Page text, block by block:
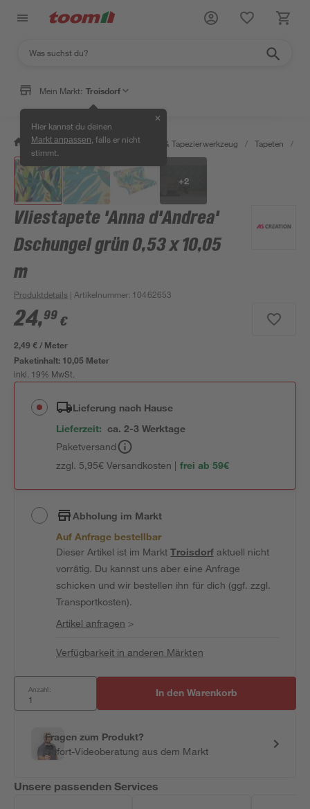
Mein Markt: Troisdorf
Hier kannst du deinen
Markt anpassen , falls er nicht
stimmt.
✕
/ Wohnen & Haushalt / Tapeten & Tapezierwerkzeug / Tapeten /
+2
Vliestapete 'Anna d'Andrea'
Dschungel grün 0,53 x 10,05
m
Produktdetails | Artikelnummer: 10462653
24,99 €
2,49 € / Meter
Paketinhalt: 10,05 Meter
inkl. 19% MwSt.
Lieferung nach Hause
Lieferzeit: ca. 2-3 Werktage
Paketversand
zzgl. 5,95€ Versandkosten | frei ab 59€
Abholung im Markt
Auf Anfrage bestellbar
Dieser Artikel ist im MarktTroisdorfaktuell nicht
vorrätig. Du kannst uns aber eine Anfrage
schicken und wir bestellen ihn für dich (ggf. zzgl.
Transportkosten).
Artikel anfragen >
Verfügbarkeit in anderen Märkten
Anzahl: In den Warenkorb
Fragen zum Produkt?
Sofort-Videoberatung aus dem Markt
Unsere passenden Services